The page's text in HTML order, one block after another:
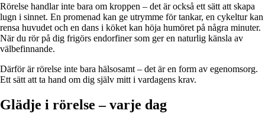
Rörelse handlar inte bara om kroppen – det är också ett sätt att skapa
lugn i sinnet. En promenad kan ge utrymme för tankar, en cykeltur kan
rensa huvudet och en dans i köket kan höja humöret på några minuter.
När du rör på dig frigörs endorfiner som ger en naturlig känsla av
välbefinnande.
Därför är rörelse inte bara hälsosamt – det är en form av egenomsorg.
Ett sätt att ta hand om dig själv mitt i vardagens krav.
Glädje i rörelse – varje dag